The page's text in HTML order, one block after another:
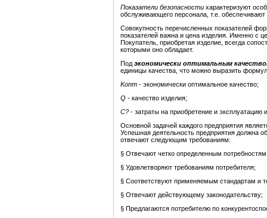
Показатели безопасности характеризуют
обслуживающего персонала, т.е.
Совокупность перечисленных показателей
показателей важна и цена изделия. Именно с
Покупатель, приобретая изделие, всегда
которыми оно обладает.
Под экономически оптимальным
единицы качества, что можно выразить
Kопт - экономически оптимальное качество;
Q - качество изделия;
C? - затраты на приобретение и эксплуатацию
Основной задачей каждого предприятия
Успешная деятельность предприятия должна
отвечают следующим требованиям:
§ Отвечают четко определенным
§ Удовлетворяют требованиям потребителя;
§ Соответствуют применяемым стандартам и
§ Отвечают действующему законодательству;
§ Предлагаются потребителю по